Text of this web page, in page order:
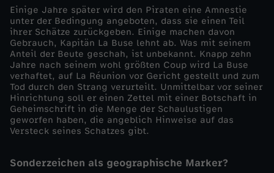
-
D
e
r
S
c
Einige Jahre später wird den Piraten eine Amnestie
unter der Bedingung angeboten, dass sie einen Teil
ihrer Schätze zurückgeben. Einige machen davon
Gebrauch, Kapitän La Buse lehnt ab. Was mit seinem
Anteil der Beute geschah, ist unbekannt. Knapp zehn
Jahre nach seinem wohl größten Coup wird La Buse
verhaftet, auf La Réunion vor Gericht gestellt und zum
Tod durch den Strang verurteilt. Unmittelbar vor seiner
Hinrichtung soll er einen Zettel mit einer Botschaft in
Geheimschrift in die Menge der Schaulustigen
geworfen haben, die angeblich Hinweise auf das
Versteck seines Schatzes gibt.
Sonderzeichen als geographische Marker?